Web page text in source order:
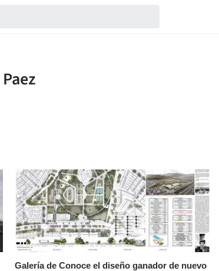
Galería de Conoce el diseño ganador de nuevo